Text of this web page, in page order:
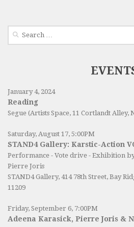
Search
January 4, 2024
Reading
Segue (Artists Space, 11 Cortlandt Alley,
Saturday, August 17, 5:00PM
STAND4 Gallery: Karstic-Action
Performance - Vote drive - Exhibition
Pierre Joris
STAND4 Gallery, 414 78th Street, Bay
11209
Friday, September 6, 7:00PM
Adeena Karasick, Pierre Joris &